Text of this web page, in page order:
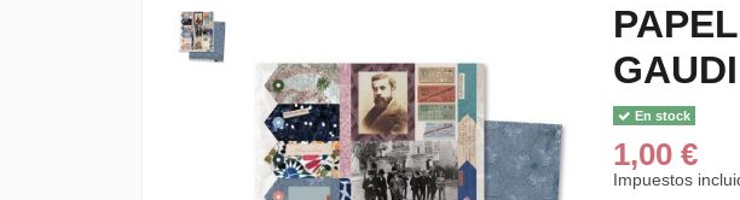
En stock
1,00 €
Impuestos